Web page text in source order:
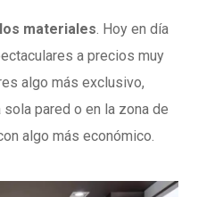
materiales. Hoy en día
a precios muy
algo más exclusivo,
pared o en la zona de
algo más económico.